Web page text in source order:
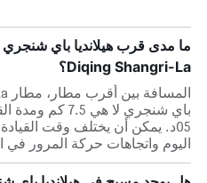
ما مدى قرب هيلانديا باي
Diqing Shangri-La؟
05د. يمكن أن يختلف وقت
اليوم واتجاهات حركة المرور في